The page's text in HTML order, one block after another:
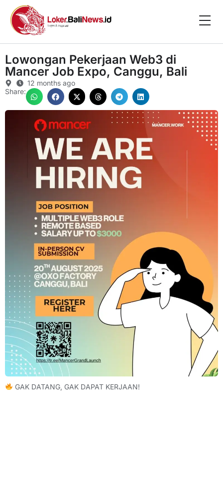
Lowongan Pekerjaan Web3 di
Mancer Job Expo, Canggu, Bali
12 months ago
Share:
GAK DATANG, GAK DAPAT KERJAAN!